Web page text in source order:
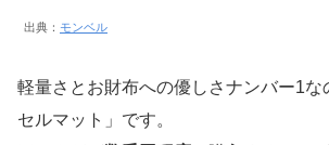
出典： モンベル
軽量さとお財布への優しさナンバー1な
セルマット」です。